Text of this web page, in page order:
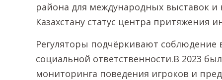
района для международных выставок
Казахстану статус центра притяжения
Регуляторы подчёркивают соблюдение
социальной ответственности.В 2023
мониторинга поведения игроков и